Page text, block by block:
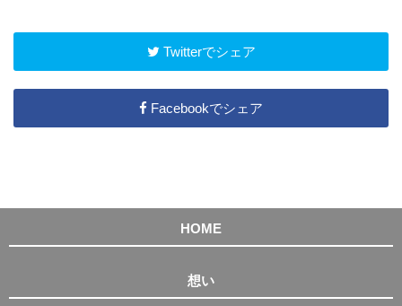
Twitterでシェア
Facebookでシェア
HOME
想い